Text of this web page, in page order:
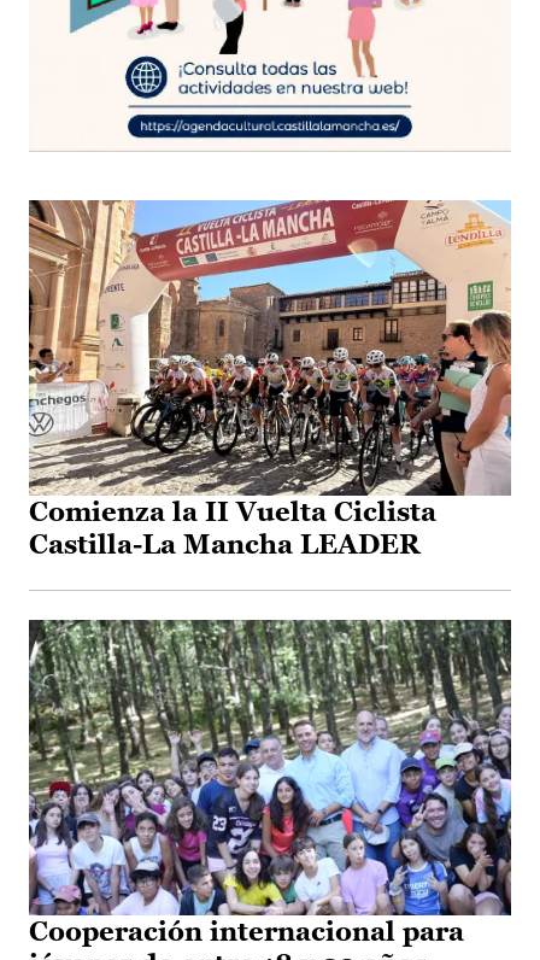
Comienza la II Vuelta Ciclista
Castilla-La Mancha LEADER
Cooperación internacional para